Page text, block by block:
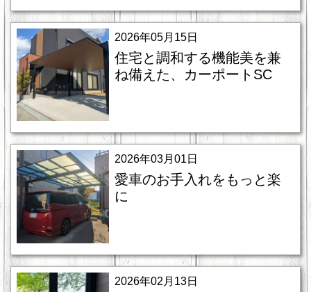
2026年05月15日
住宅と調和する機能美を兼
ね備えた、カーポートSC
2026年03月01日
愛車のお手入れをもっと楽
に
2026年02月13日